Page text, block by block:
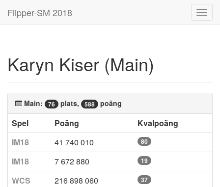
Flipper-SM 2018
Karyn Kiser (Main)
Main: 76 plats, 588 poäng
Spel Poäng
Kvalpoäng
IM18
41 740 010 80
IM18 7 672 880 19
WCS 216 898 060 37